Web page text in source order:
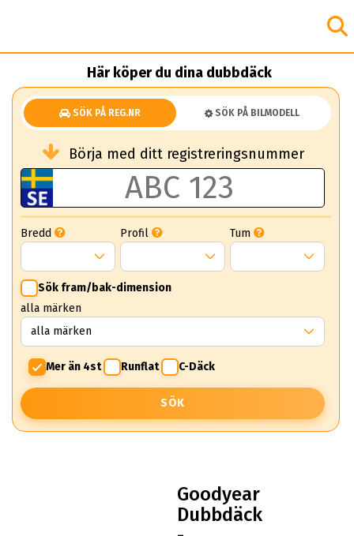
Här köper du dina dubbdäck
SÖK PÅ REG.NR SÖK PÅ BILMODELL
Börja med ditt registreringsnummer
Bredd Profil Tum
Sök fram/bak-dimension
alla märken
Mer än 4st Runflat C-Däck
SÖK
Goodyear
Dubbdäck